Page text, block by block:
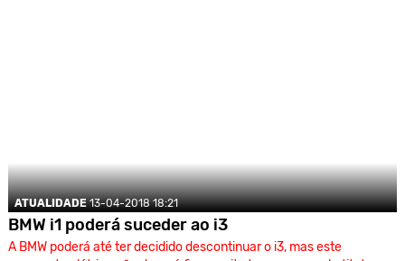
ATUALIDADE 13-04-2018 18:21
BMW i1 poderá suceder ao i3
A BMW poderá até ter decidido descontinuar o i3, mas este